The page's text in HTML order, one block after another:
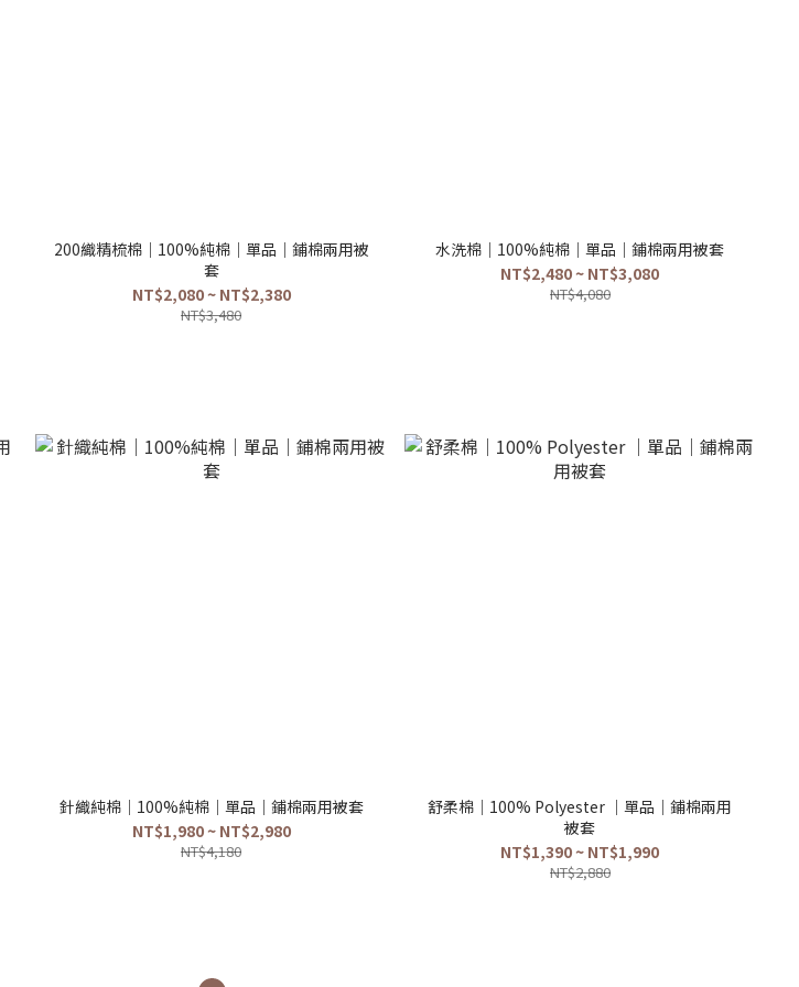
200織精梳棉｜100%純棉｜單品｜鋪棉兩用被
套
NT$2,080 ~ NT$2,380
NT$3,480
水洗棉｜100%純棉｜單品｜鋪棉兩用被套
NT$2,480 ~ NT$3,080
NT$4,080
針織純棉｜100%純棉｜單品｜鋪棉兩用被套
NT$1,980 ~ NT$2,980
NT$4,180
舒柔棉｜100% Polyester ｜單品｜鋪棉兩用
被套
NT$1,390 ~ NT$1,990
NT$2,880